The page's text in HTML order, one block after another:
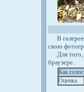
В галерее
свою
Для того,
браузере.
Как
Оценка